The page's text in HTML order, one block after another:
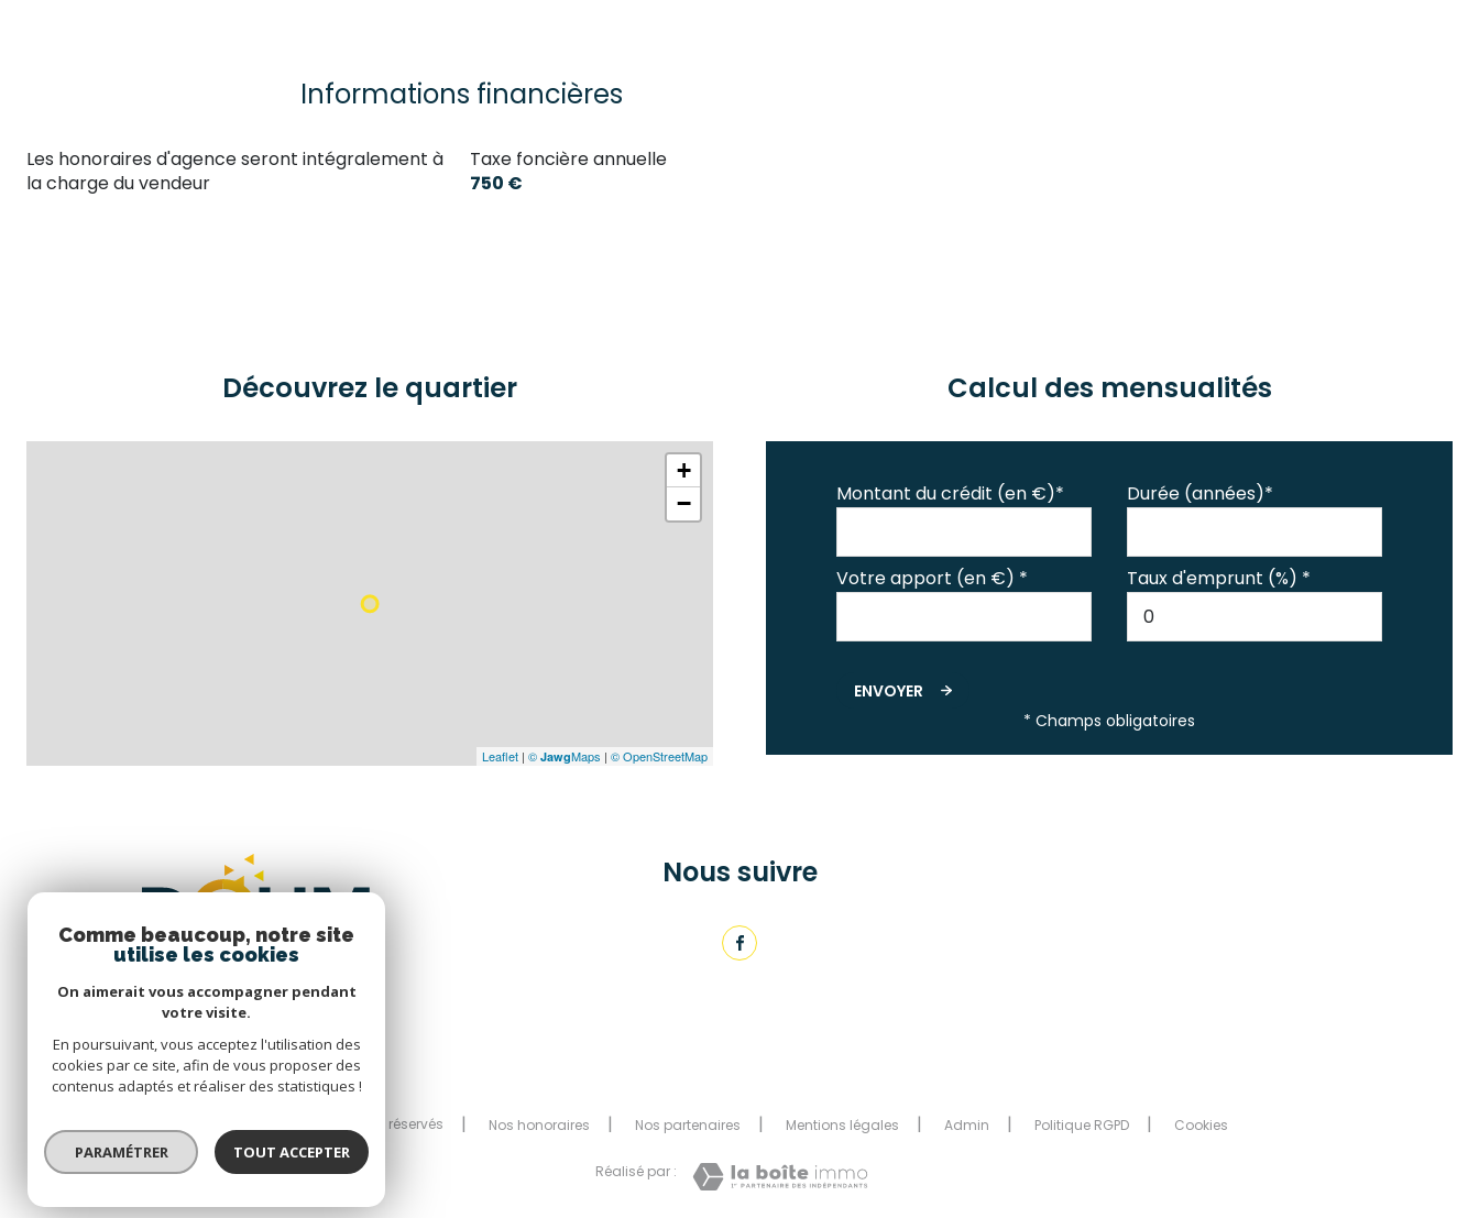
Informations financières
Les honoraires d'agence seront intégralement à
la charge du vendeur
Taxe foncière annuelle
750 €
Découvrez le quartier
+
−
Leaflet | © JawgMaps | © OpenStreetMap
Calcul des mensualités
Montant du crédit (en €)* Durée (années)*
Votre apport (en €) * Taux d'emprunt (%) *
ENVOYER
* Champs obligatoires
Nous suivre
© 2026 | Tous droits réservés Nos honoraires Nos partenaires Mentions légales Admin Politique RGPD Cookies
Réalisé par :
Comme beaucoup, notre site
utilise les cookies
On aimerait vous accompagner pendant
votre visite.
En poursuivant, vous acceptez l'utilisation des
cookies par ce site, afin de vous proposer des
contenus adaptés et réaliser des statistiques !
PARAMÉTRER TOUT ACCEPTER